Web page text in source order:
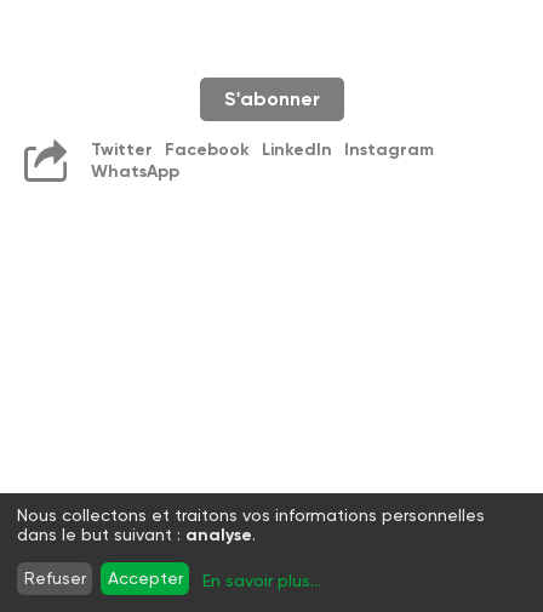
S'abonner
Twitter Facebook LinkedIn
Instagram
WhatsApp
Nous collectons et traitons vos informations personnelles
dans le but suivant : analyse.
Refuser Accepter En savoir plus...